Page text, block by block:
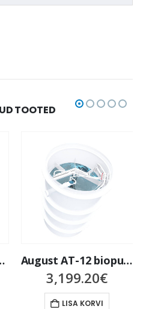
TOOTED
Ecorock 1500- kuni 8-le inimesele August AT-12 biopuhasti kuni 10-le inimesele
3,199.20€
LISA KORVI